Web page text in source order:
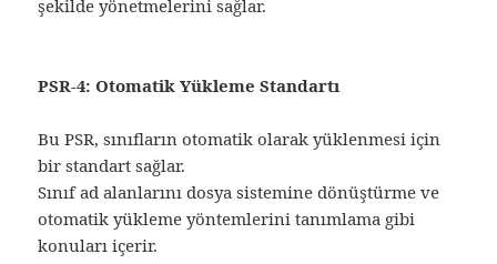
şekilde yönetmelerini sağlar.
PSR-4: Otomatik Yükleme Standartı
Bu PSR, sınıfların otomatik olarak yüklenmesi için
bir standart sağlar.
Sınıf ad alanlarını dosya sistemine dönüştürme ve
otomatik yükleme yöntemlerini tanımlama gibi
konuları içerir.